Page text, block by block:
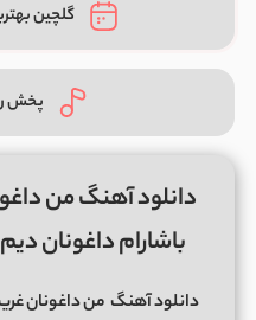
گلچین
پخش
دانلود آهنگ من
باشارام داغونان
دانلود آهنگ من داغونان